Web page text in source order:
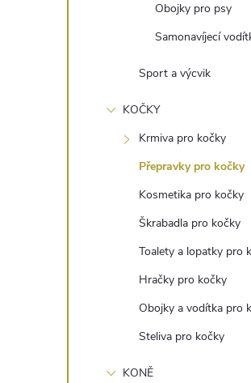
Obojky pro psy
Samonavíjecí
Sport a výcvik
KOČKY
Krmiva pro kočky
Přepravky pro kočky
Kosmetika pro kočky
Škrabadla pro kočky
Toalety a lopatky pro
Hračky pro kočky
Obojky a vodítka pro
Steliva pro kočky
KONĚ